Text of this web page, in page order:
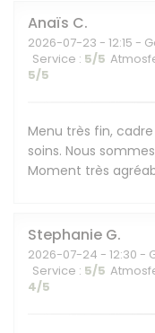
Anaïs C
2026-07-23 - 12:15 -
Service : 5/5
5/5
Menu très fin,
soins. Nous
Moment très
Stephanie G
2026-07-24 - 12:30 -
Service : 5/5
4/5